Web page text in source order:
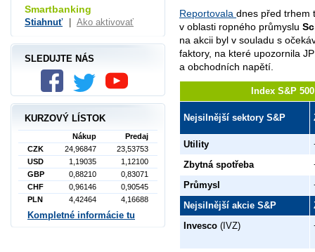
Reportovala dnes před trhem
v oblasti ropného průmyslu
na akcii byl v souladu s
faktory, na které upozornila
a obchodních napětí.
Index S&P
Nejsilnější sektory S&P
Utility
Zbytná spotřeba
Průmysl
Nejsilnější akcie S&P
Invesco (IVZ)
Smartbanking
Stiahnuť Ako aktivovať
SLEDUJTE NÁS
KURZOVÝ LÍSTOK
Nákup
Predaj
CZK
24,96847
23,53753
USD
1,19035
1,12100
GBP
0,88210
0,83071
CHF
0,96146
0,90545
PLN
4,42464 4,16688
Kompletné informácie tu